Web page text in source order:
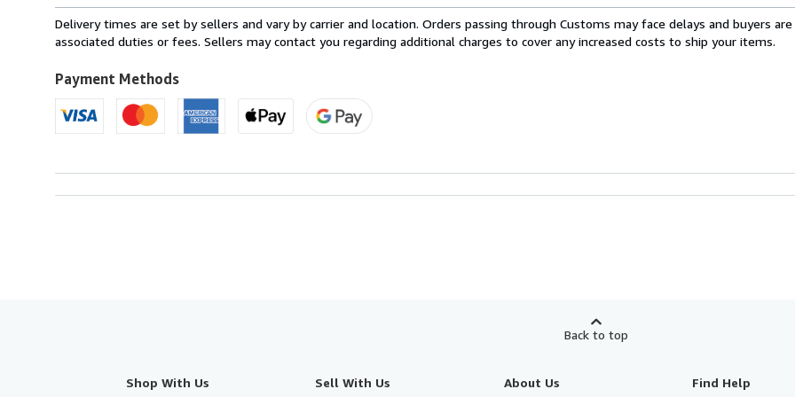
from
France
U.S.A.
Delivery times are set by sellers and vary by carrier and location. Orders passing through Customs may face delays and buyers
associated duties or fees. Sellers may contact you regarding additional charges to cover any increased costs to ship your items.
Payment Methods
Back to top
Shop With Us Sell With Us About Us Find Help